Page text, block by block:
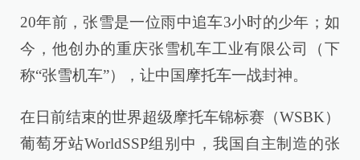
20年前，张雪是一位雨中追车3小时的少年；如
今，他创办的重庆张雪机车工业有限公司（下
称“张雪机车”），让中国摩托车一战封神。
在日前结束的世界超级摩托车锦标赛（WSBK）
葡萄牙站WorldSSP组别中，我国自主制造的张